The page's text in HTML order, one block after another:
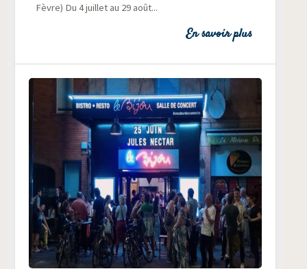
Fèvre) Du 4 juillet au 29 août...
En savoir plus